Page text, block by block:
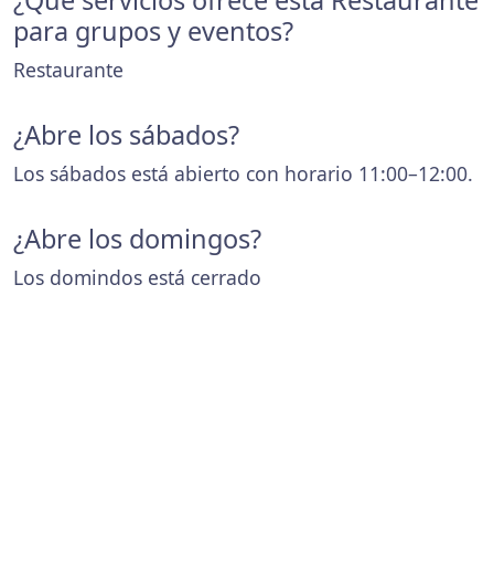
para grupos y eventos?
Restaurante
¿Abre los sábados?
Los sábados está abierto con horario 11:00–12:00.
¿Abre los domingos?
Los domindos está cerrado